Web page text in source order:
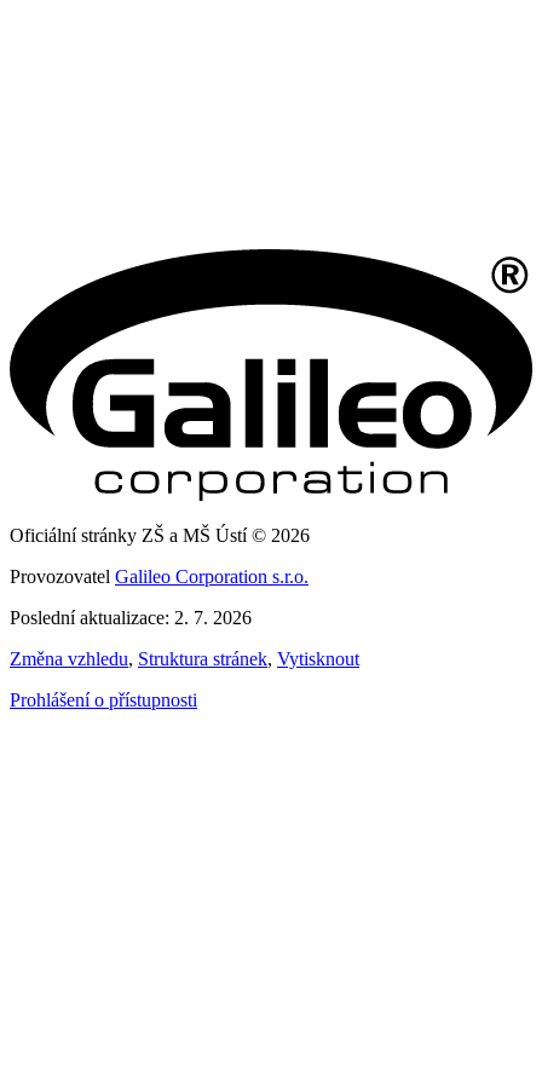
Oficiální stránky ZŠ a MŠ Ústí © 2026
Provozovatel Galileo Corporation s.r.o.
Poslední aktualizace: 2. 7. 2026
Změna vzhledu, Struktura stránek, Vytisknout
Prohlášení o přístupnosti